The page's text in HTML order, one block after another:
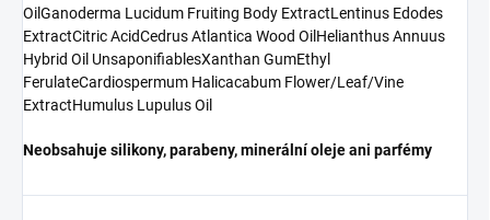
OilGanoderma Lucidum Fruiting Body ExtractLentinus Edodes
ExtractCitric AcidCedrus Atlantica Wood Oil Helianthus Annuus
Hybrid Oil UnsaponifiablesXanthan GumEthyl
FerulateCardiospermum Halicacabum Flower/Leaf/Vine
ExtractHumulus Lupulus Oil
Neobsahuje silikony, parabeny, minerální oleje ani parfémy